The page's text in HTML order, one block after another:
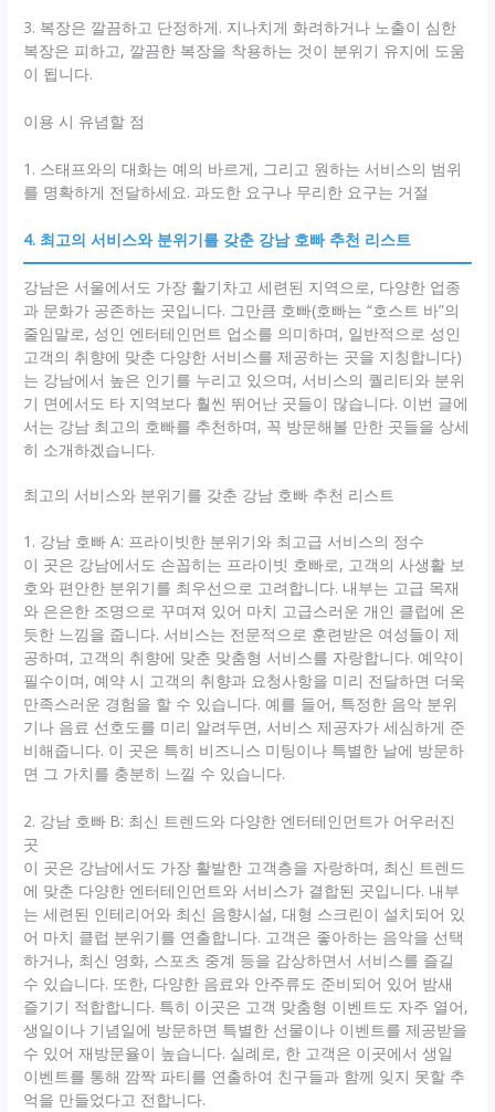
3. 복장은 깔끔하고 단정하게. 지나치게 화려하거나 노출이 심한
복장은 피하고, 깔끔한 복장을 착용하는 것이 분위기 유지에 도움
이 됩니다.
이용 시 유념할 점
1. 스태프와의 대화는 예의 바르게, 그리고 원하는 서비스의 범위
를 명확하게 전달하세요. 과도한 요구나 무리한 요구는 거절
4. 최고의 서비스와 분위기를 갖춘 강남 호빠 추천 리스트
강남은 서울에서도 가장 활기차고 세련된 지역으로, 다양한 업종
과 문화가 공존하는 곳입니다. 그만큼 호빠(호빠는 “호스트 바”의
줄임말로, 성인 엔터테인먼트 업소를 의미하며, 일반적으로 성인
고객의 취향에 맞춘 다양한 서비스를 제공하는 곳을 지칭합니다)
는 강남에서 높은 인기를 누리고 있으며, 서비스의 퀄리티와 분위
기 면에서도 타 지역보다 훨씬 뛰어난 곳들이 많습니다. 이번 글에
서는 강남 최고의 호빠를 추천하며, 꼭 방문해볼 만한 곳들을 상세
히 소개하겠습니다.
최고의 서비스와 분위기를 갖춘 강남 호빠 추천 리스트
1. 강남 호빠 A: 프라이빗한 분위기와 최고급 서비스의 정수
이 곳은 강남에서도 손꼽히는 프라이빗 호빠로, 고객의 사생활 보
호와 편안한 분위기를 최우선으로 고려합니다. 내부는 고급 목재
와 은은한 조명으로 꾸며져 있어 마치 고급스러운 개인 클럽에 온
듯한 느낌을 줍니다. 서비스는 전문적으로 훈련받은 여성들이 제
공하며, 고객의 취향에 맞춘 맞춤형 서비스를 자랑합니다. 예약이
필수이며, 예약 시 고객의 취향과 요청사항을 미리 전달하면 더욱
만족스러운 경험을 할 수 있습니다. 예를 들어, 특정한 음악 분위
기나 음료 선호도를 미리 알려두면, 서비스 제공자가 세심하게 준
비해줍니다. 이 곳은 특히 비즈니스 미팅이나 특별한 날에 방문하
면 그 가치를 충분히 느낄 수 있습니다.
2. 강남 호빠 B: 최신 트렌드와 다양한 엔터테인먼트가 어우러진
곳
이 곳은 강남에서도 가장 활발한 고객층을 자랑하며, 최신 트렌드
에 맞춘 다양한 엔터테인먼트와 서비스가 결합된 곳입니다. 내부
는 세련된 인테리어와 최신 음향시설, 대형 스크린이 설치되어 있
어 마치 클럽 분위기를 연출합니다. 고객은 좋아하는 음악을 선택
하거나, 최신 영화, 스포츠 중계 등을 감상하면서 서비스를 즐길
수 있습니다. 또한, 다양한 음료와 안주류도 준비되어 있어 밤새
즐기기 적합합니다. 특히 이곳은 고객 맞춤형 이벤트도 자주 열어,
생일이나 기념일에 방문하면 특별한 선물이나 이벤트를 제공받을
수 있어 재방문율이 높습니다. 실례로, 한 고객은 이곳에서 생일
이벤트를 통해 깜짝 파티를 연출하여 친구들과 함께 잊지 못할 추
억을 만들었다고 전합니다.